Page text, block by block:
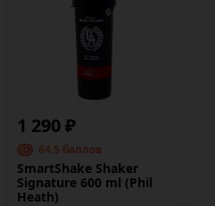
1 290 ₽
64.5 баллов
SmartShake Shaker
Signature 600 ml (Phil
Heath)